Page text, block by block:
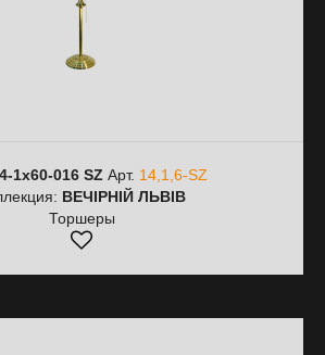
1х60-016 SZ Арт. 14,1,6-SZ
ВЕЧІРНІЙ ЛЬВІВ
Торшеры